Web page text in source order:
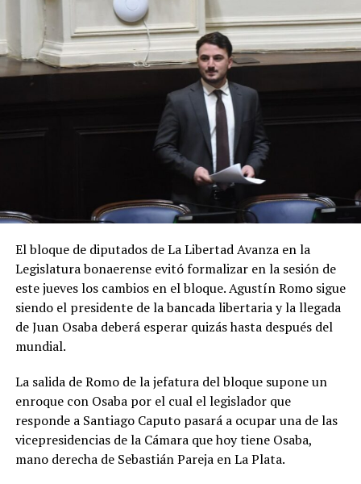
El bloque de diputados de La Libertad Avanza en la
Legislatura bonaerense evitó formalizar en la sesión de
este jueves los cambios en el bloque. Agustín Romo sigue
siendo el presidente de la bancada libertaria y la llegada
de Juan Osaba deberá esperar quizás hasta después del
mundial.
La salida de Romo de la jefatura del bloque supone un
enroque con Osaba por el cual el legislador que
responde a Santiago Caputo pasará a ocupar una de las
vicepresidencias de la Cámara que hoy tiene Osaba,
mano derecha de Sebastián Pareja en La Plata.